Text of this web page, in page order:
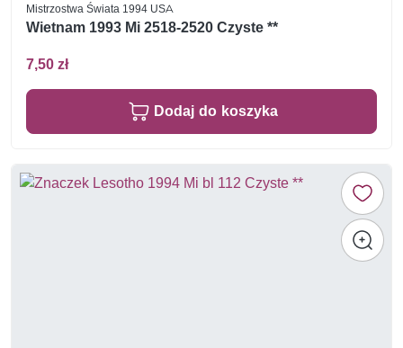
Mistrzostwa Świata 1994 USA
Wietnam 1993 Mi 2518-2520 Czyste **
7,50 zł
Dodaj do koszyka